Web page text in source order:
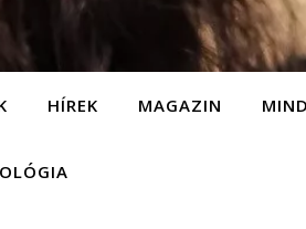
HÍREK MAGAZIN